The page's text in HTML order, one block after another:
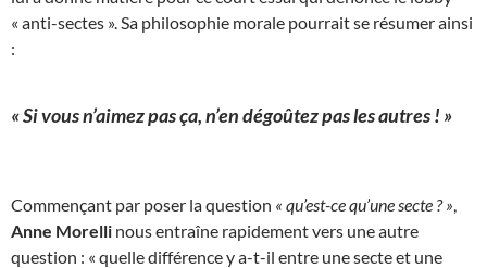
« anti-sectes ». Sa philosophie morale pourrait se résumer ainsi
:
« Si vous n’aimez pas ça, n’en dégoûtez pas les autres ! »
Commençant par poser la question « qu’est-ce qu’une secte ? »
Anne Morelli nous entraîne rapidement vers une autre
question : « quelle différence y a-t-il entre une secte et une